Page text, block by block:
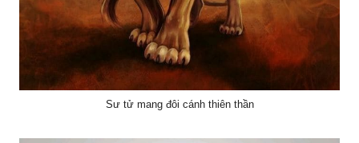
Sư tử mang đôi cánh thiên thần